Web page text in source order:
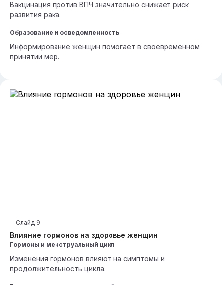
Вакцинация против ВПЧ значительно снижает риск
развития рака.
Образование и осведомленность
Информирование женщин помогает в своевременном
принятии мер.
Влияние гормонов на здоровье женщин
Слайд 9
Гормоны и менструальный цикл
Изменения гормонов влияют на симптомы и
продолжительность цикла.